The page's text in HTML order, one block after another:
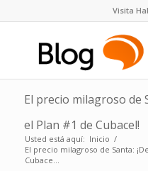
Visita
El precio milagroso de
el Plan #1 de Cubacel!
Usted está aquí: Inicio /
El precio milagroso de Santa:
Cubace...